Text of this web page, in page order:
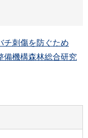
チ刺傷を防ぐため
備機構森林総合研究